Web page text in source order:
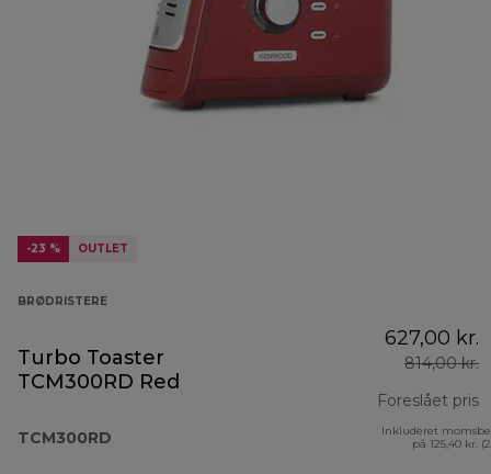
-23 % OUTLET
BRØDRISTERE
Turbo Toaster
TCM300RD Red
TCM300RD
627,00 kr.
814,00 kr.
Foreslået pris
Inkluderet
på 125,40 kr.